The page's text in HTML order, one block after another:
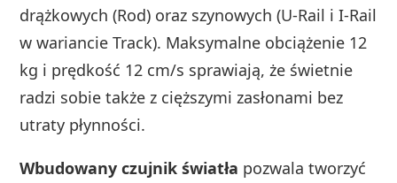
drążkowych (Rod) oraz szynowych (U‑Rail i I‑Rail
w wariancie Track). Maksymalne obciążenie 12
kg i prędkość 12 cm/s sprawiają, że świetnie
radzi sobie także z cięższymi zasłonami bez
utraty płynności.
Wbudowany czujnik światła pozwala tworzyć